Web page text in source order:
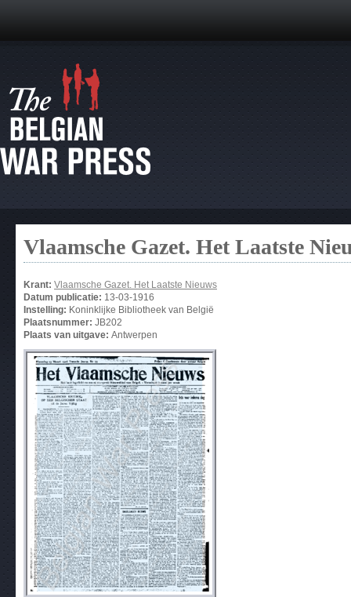
Vlaamsche Gazet. Het Laatste
Krant: Vlaamsche Gazet. Het Laatste Nieuws
Datum publicatie: 13-03-1916
Instelling: Koninklijke Bibliotheek van België
Plaatsnummer: JB202
Plaats van uitgave: Antwerpen